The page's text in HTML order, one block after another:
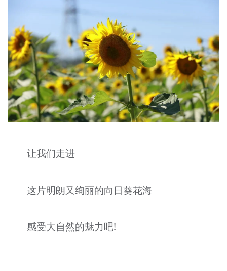
让我们走进
这片明朗又绚丽的向日葵花海
感受大自然的魅力吧!